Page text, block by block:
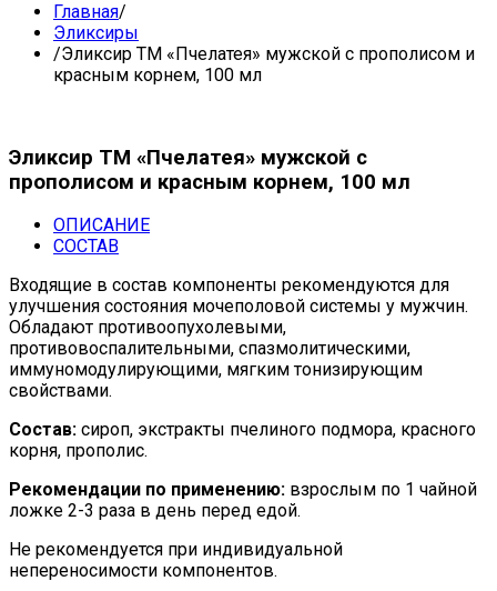
Главная/
Эликсиры
/Эликсир ТМ «Пчелатея» мужской с прополисом и
красным корнем, 100 мл
Эликсир ТМ «Пчелатея» мужской с
прополисом и красным корнем, 100 мл
ОПИСАНИЕ
СОСТАВ
Входящие в состав компоненты рекомендуются для
улучшения состояния мочеполовой системы у мужчин.
Обладают противоопухолевыми,
противовоспалительными, спазмолитическими,
иммуномодулирующими, мягким тонизирующим
свойствами.
Состав: сироп, экстракты пчелиного подмора, красного
корня, прополис.
Рекомендации по применению: взрослым по 1 чайной
ложке 2-3 раза в день перед едой.
Не рекомендуется при индивидуальной
непереносимости компонентов.